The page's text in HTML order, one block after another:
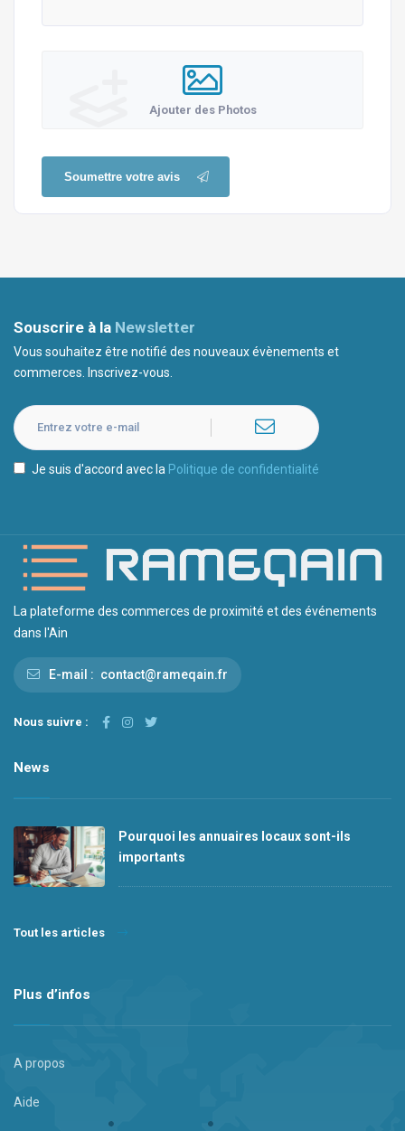
Ajouter des Photos
Soumettre votre avis
Souscrire à la Newsletter
Vous souhaitez être notifié des nouveaux évènements et
commerces. Inscrivez-vous.
Je suis d'accord avec la Politique de confidentialité
La plateforme des commerces de proximité et des événements
dans l'Ain
E-mail : contact@rameqain.fr
Nous suivre :
News
Pourquoi les annuaires locaux sont-ils
importants
Tout les articles
Plus d’infos
A propos
Aide